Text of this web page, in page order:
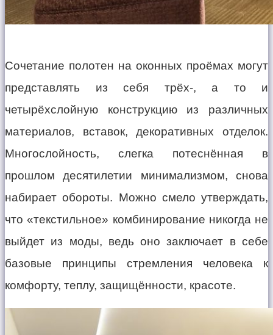
Сочетание полотен на оконных проёмах могут
представлять из себя трёх-, а то и
четырёхслойную конструкцию из различных
материалов, вставок, декоративных отделок.
Многослойность, слегка потеснённая в
прошлом десятилетии минимализмом, снова
набирает обороты. Можно смело утверждать,
что «текстильное» комбинирование никогда не
выйдет из моды, ведь оно заключает в себе
базовые принципы стремления человека к
комфорту, теплу, защищённости, красоте.